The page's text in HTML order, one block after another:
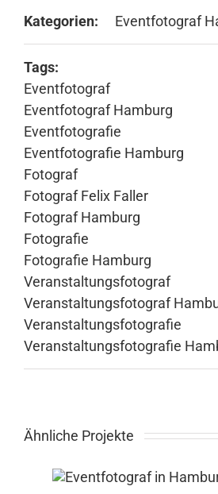
Kategorien: Eventfotograf
Tags:
Eventfotograf
Eventfotograf Hamburg
Eventfotografie
Eventfotografie Hamburg
Fotograf
Fotograf Felix Faller
Fotograf Hamburg
Fotografie
Fotografie Hamburg
Veranstaltungsfotograf
Veranstaltungsfotograf
Veranstaltungsfotografie
Veranstaltungsfotografie
Ähnliche Projekte